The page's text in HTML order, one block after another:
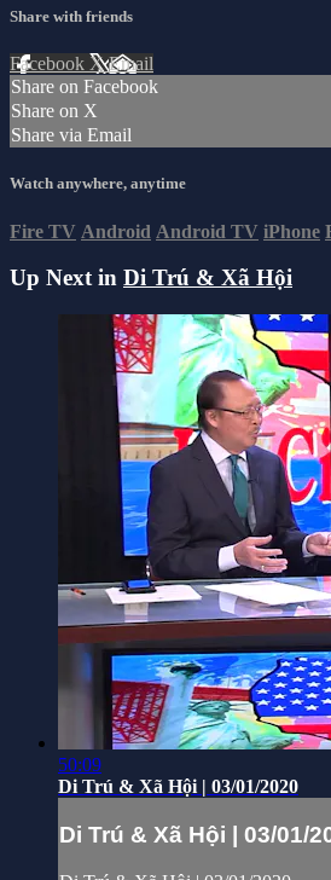
Share with friends
Facebook XEmail
Share on Facebook
Share on X
Share via Email
Watch anywhere, anytime
Fire TV Android Android TV iPhone
Up Next in Di Trú & Xã Hội
50:09
Di Trú & Xã Hội | 03/01/2020
Di Trú & Xã Hội | 03/01/